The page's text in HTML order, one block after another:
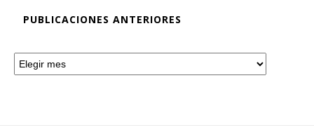
PUBLICACIONES ANTERIORES